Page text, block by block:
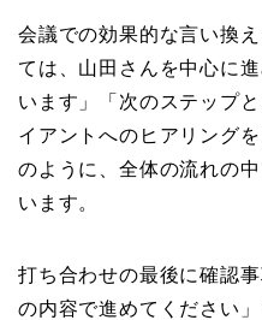
会議での効果的な言い換
ては、山田さんを中心に
います」「次のステップ
イアントへのヒアリング
のように、全体の流れの
います。
打ち合わせの最後に確認
の内容で進めてください